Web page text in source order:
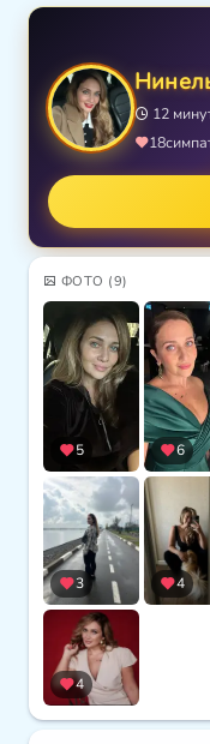
12
18
ФОТО (9)
5 6
3 4
4